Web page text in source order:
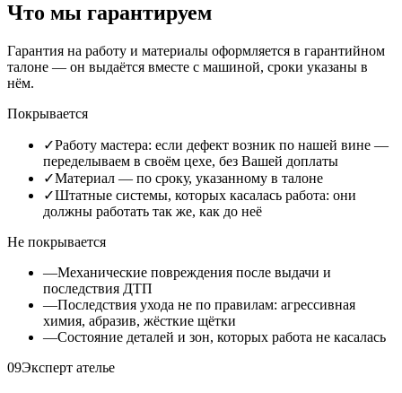
Что мы гарантируем
Гарантия на работу и материалы оформляется в гарантийном
талоне — он выдаётся вместе с машиной, сроки указаны в
нём.
Покрывается
✓Работу мастера: если дефект возник по нашей вине —
переделываем в своём цехе, без Вашей доплаты
✓Материал — по сроку, указанному в талоне
✓Штатные системы, которых касалась работа: они
должны работать так же, как до неё
Не покрывается
—Механические повреждения после выдачи и
последствия ДТП
—Последствия ухода не по правилам: агрессивная
химия, абразив, жёсткие щётки
—Состояние деталей и зон, которых работа не касалась
09Эксперт ателье